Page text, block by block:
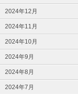
2024年12月
2024年11月
2024年10月
2024年9月
2024年8月
2024年7月